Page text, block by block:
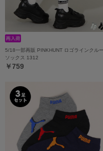
5/18一部再販 PINKHUNT ロゴラインクルー
ソックス 1312
￥759